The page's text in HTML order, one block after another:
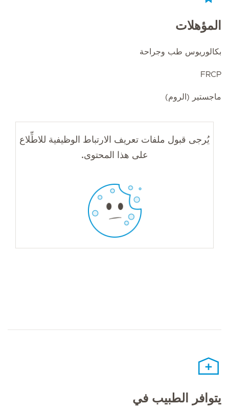
المؤهلات
بكالوريوس طب وجراحة
FRCP
ماجستير (الروم)
يُرجى قبول ملفات تعريف الارتباط الوظيفية للاطِّلاع
على هذا المحتوى.
يتوافر الطبيب في